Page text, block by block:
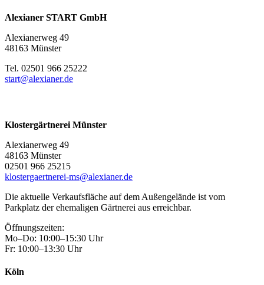
Alexianer START GmbH
Alexianerweg 49
48163 Münster
Tel. 02501 966 25222
start@alexianer.de
Klostergärtnerei Münster
Alexianerweg 49
48163 Münster
02501 966 25215
klostergaertnerei-ms@alexianer.de
Die aktuelle Verkaufsfläche auf dem Außengelände ist vom
Parkplatz der ehemaligen Gärtnerei aus erreichbar.
Öffnungszeiten:
Mo–Do: 10:00–15:30 Uhr
Fr: 10:00–13:30 Uhr
Köln